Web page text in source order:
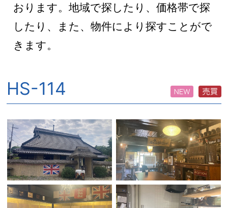
おります。地域で探したり、価格帯で探
したり、また、物件により探すことがで
きます。
HS-114